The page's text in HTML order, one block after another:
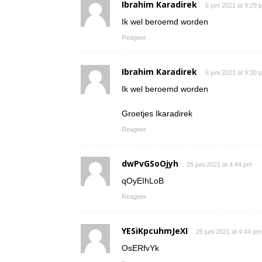
Ibrahim Karadirek 6 juni 2021 at 9:29
Ik wel beroemd worden
Reageer
Ibrahim Karadirek 6 juni 2021 at 9:30
Ik wel beroemd worden
Groetjes Ikaradirek
Reageer
dwPvGSoOjyh 25 juni 2021 at 4:44 pm
qOyEIhLoB
Reageer
YESiKpcuhmJeXI 25 juni 2021 at 4:44 pm
OsERfvYk